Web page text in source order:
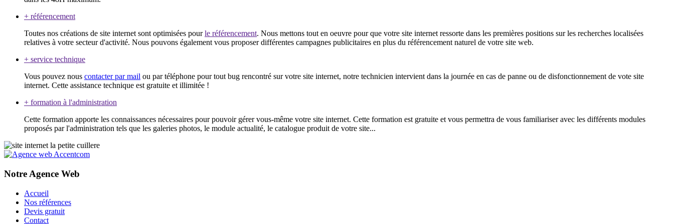
+ référencement
Toutes nos créations de site internet sont optimisées pourle référencement. Nous mettons tout en oeuvre pour que votre site internet ressorte dans les premières positions sur les recherches localisées
relatives à votre secteur d'activité. Nous pouvons également vous proposer différentes campagnes publicitaires en plus du référencement naturel de votre site web.
+ service technique
Vous pouvez nous contacter par mail ou par téléphone pour tout bug rencontré sur votre site internet, notre technicien intervient dans la journée en cas de panne ou de disfonctionnement de vote site
internet. Cette assistance technique est gratuite et illimitée !
+ formation à l'administration
Cette formation apporte les connaissances nécessaires pour pouvoir gérer vous-même votre site internet. Cette formation est gratuite et vous permettra de vous familiariser avec les différents modules
proposés par l'administration tels que les galeries photos, le module actualité, le catalogue produit de votre site...
Notre Agence Web
Accueil
Nos références
Devis gratuit
Contact